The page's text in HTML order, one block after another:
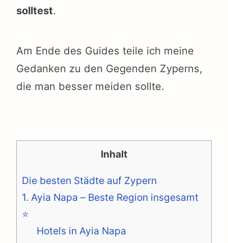
solltest.
Am Ende des Guides teile ich meine
Gedanken zu den Gegenden Zyperns,
die man besser meiden sollte.
Inhalt
Die besten Städte auf Zypern
1. Ayia Napa – Beste Region insgesamt
⭐️
Hotels in Ayia Napa